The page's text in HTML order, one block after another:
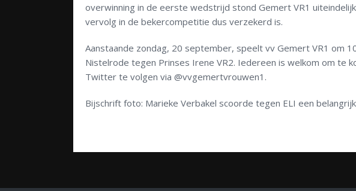
overwinning in de eerste wedstrijd stond Gemert VR1
vervolg in de bekercompetitie dus verzekerd is.
Aanstaande zondag, 20 september, speelt vv Gemert VR1 om
Nistelrode tegen Prinses Irene VR2. Iedereen is welkom om te
Twitter te volgen via @vvgemertvrouwen1.
Bijschrift foto: Marieke Verbakel scoorde tegen ELI een